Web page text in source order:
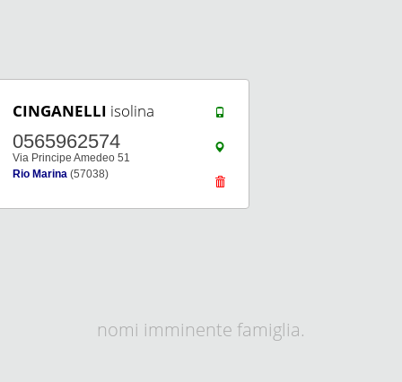
CINGANELLI isolina
0565962574
Via Principe Amedeo 51
Rio Marina (57038)
nomi imminente famiglia.